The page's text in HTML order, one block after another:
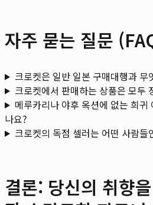
자주 묻는 질문
크로켓은 일반 일본 구매대행과 무
크로켓에서 판매하는 상품은 모두
메루카리나 야후 옥션에 없는 희귀
나요?
크로켓의 독점 셀러는 어떤 사람들
결론: 당신의 취향